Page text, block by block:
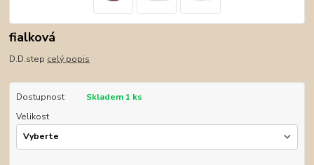
fialková
D.D.step celý popis
Dostupnost
Skladem 1 ks
Velikost